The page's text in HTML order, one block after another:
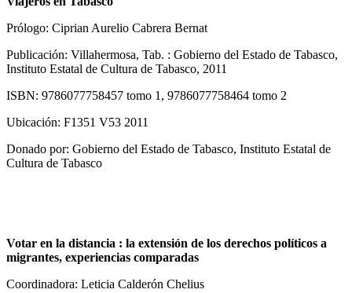
Prólogo: Ciprian Aurelio Cabrera Bernat
Publicación: Villahermosa, Tab. : Gobierno del Estado de Tabasco,
Instituto Estatal de Cultura de Tabasco, 2011
ISBN: 9786077758457 tomo 1, 9786077758464 tomo 2
Ubicación: F1351 V53 2011
Donado por: Gobierno del Estado de Tabasco, Instituto Estatal de
Cultura de Tabasco
Votar en la distancia : la extensión de los derechos políticos a
migrantes, experiencias comparadas
Coordinadora: Leticia Calderón Chelius